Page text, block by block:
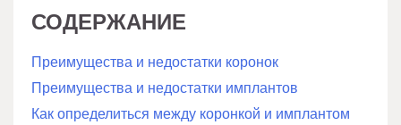
СОДЕРЖАНИЕ
Преимущества и недостатки коронок
Преимущества и недостатки имплантов
Как определиться между коронкой и имплантом